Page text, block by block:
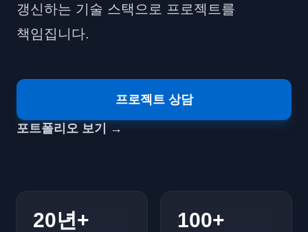
갱신하는 기술 스택으로 프로젝트를
책임집니다.
프로젝트 상담
포트폴리오 보기→
20년+ 100+